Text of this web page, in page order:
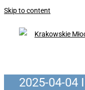
Skip to content
2025-04-04